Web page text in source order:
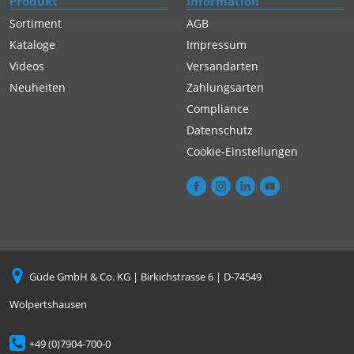
Sortiment
Kataloge
Videos
Neuheiten
AGB
Impressum
Versandarten
Zahlungsarten
Compliance
Datenschutz
Cookie-Einstellungen
Güde GmbH & Co. KG | Birkichstrasse 6 | D-74549
Wolpertshausen
+49 (0)7904-700-0